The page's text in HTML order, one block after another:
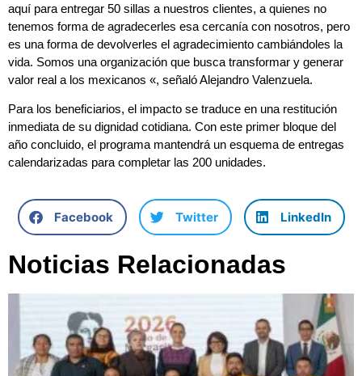
aquí para entregar 50 sillas a nuestros clientes, a quienes no
tenemos forma de agradecerles esa cercanía con nosotros, pero
es una forma de devolverles el agradecimiento cambiándoles la
vida. Somos una organización que busca transformar y generar
valor real a los mexicanos «, señaló Alejandro Valenzuela.
Para los beneficiarios, el impacto se traduce en una restitución
inmediata de su dignidad cotidiana. Con este primer bloque del
año concluido, el programa mantendrá un esquema de entregas
calendarizadas para completar las 200 unidades.
Facebook Twitter LinkedIn
Noticias Relacionadas